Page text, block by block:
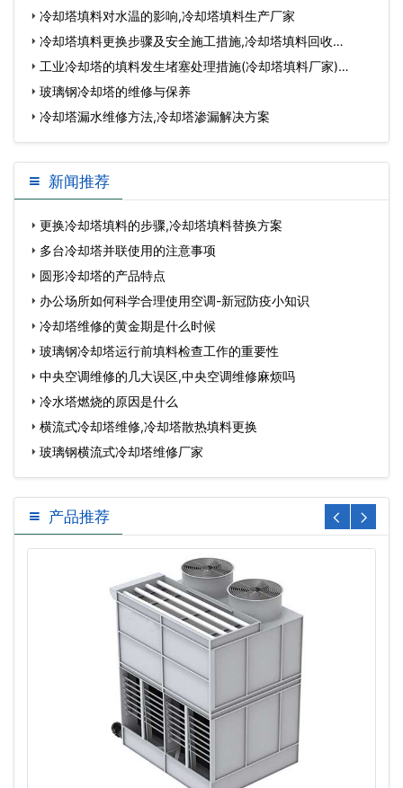
冷却塔填料对水温的影响,冷却塔填料生产厂家
冷却塔填料更换步骤及安全施工措施,冷却塔填料回收…
工业冷却塔的填料发生堵塞处理措施(冷却塔填料厂家)…
玻璃钢冷却塔的维修与保养
冷却塔漏水维修方法,冷却塔渗漏解决方案
新闻推荐
更换冷却塔填料的步骤,冷却塔填料替换方案
多台冷却塔并联使用的注意事项
圆形冷却塔的产品特点
办公场所如何科学合理使用空调-新冠防疫小知识
冷却塔维修的黄金期是什么时候
玻璃钢冷却塔运行前填料检查工作的重要性
中央空调维修的几大误区,中央空调维修麻烦吗
冷水塔燃烧的原因是什么
横流式冷却塔维修,冷却塔散热填料更换
玻璃钢横流式冷却塔维修厂家
产品推荐